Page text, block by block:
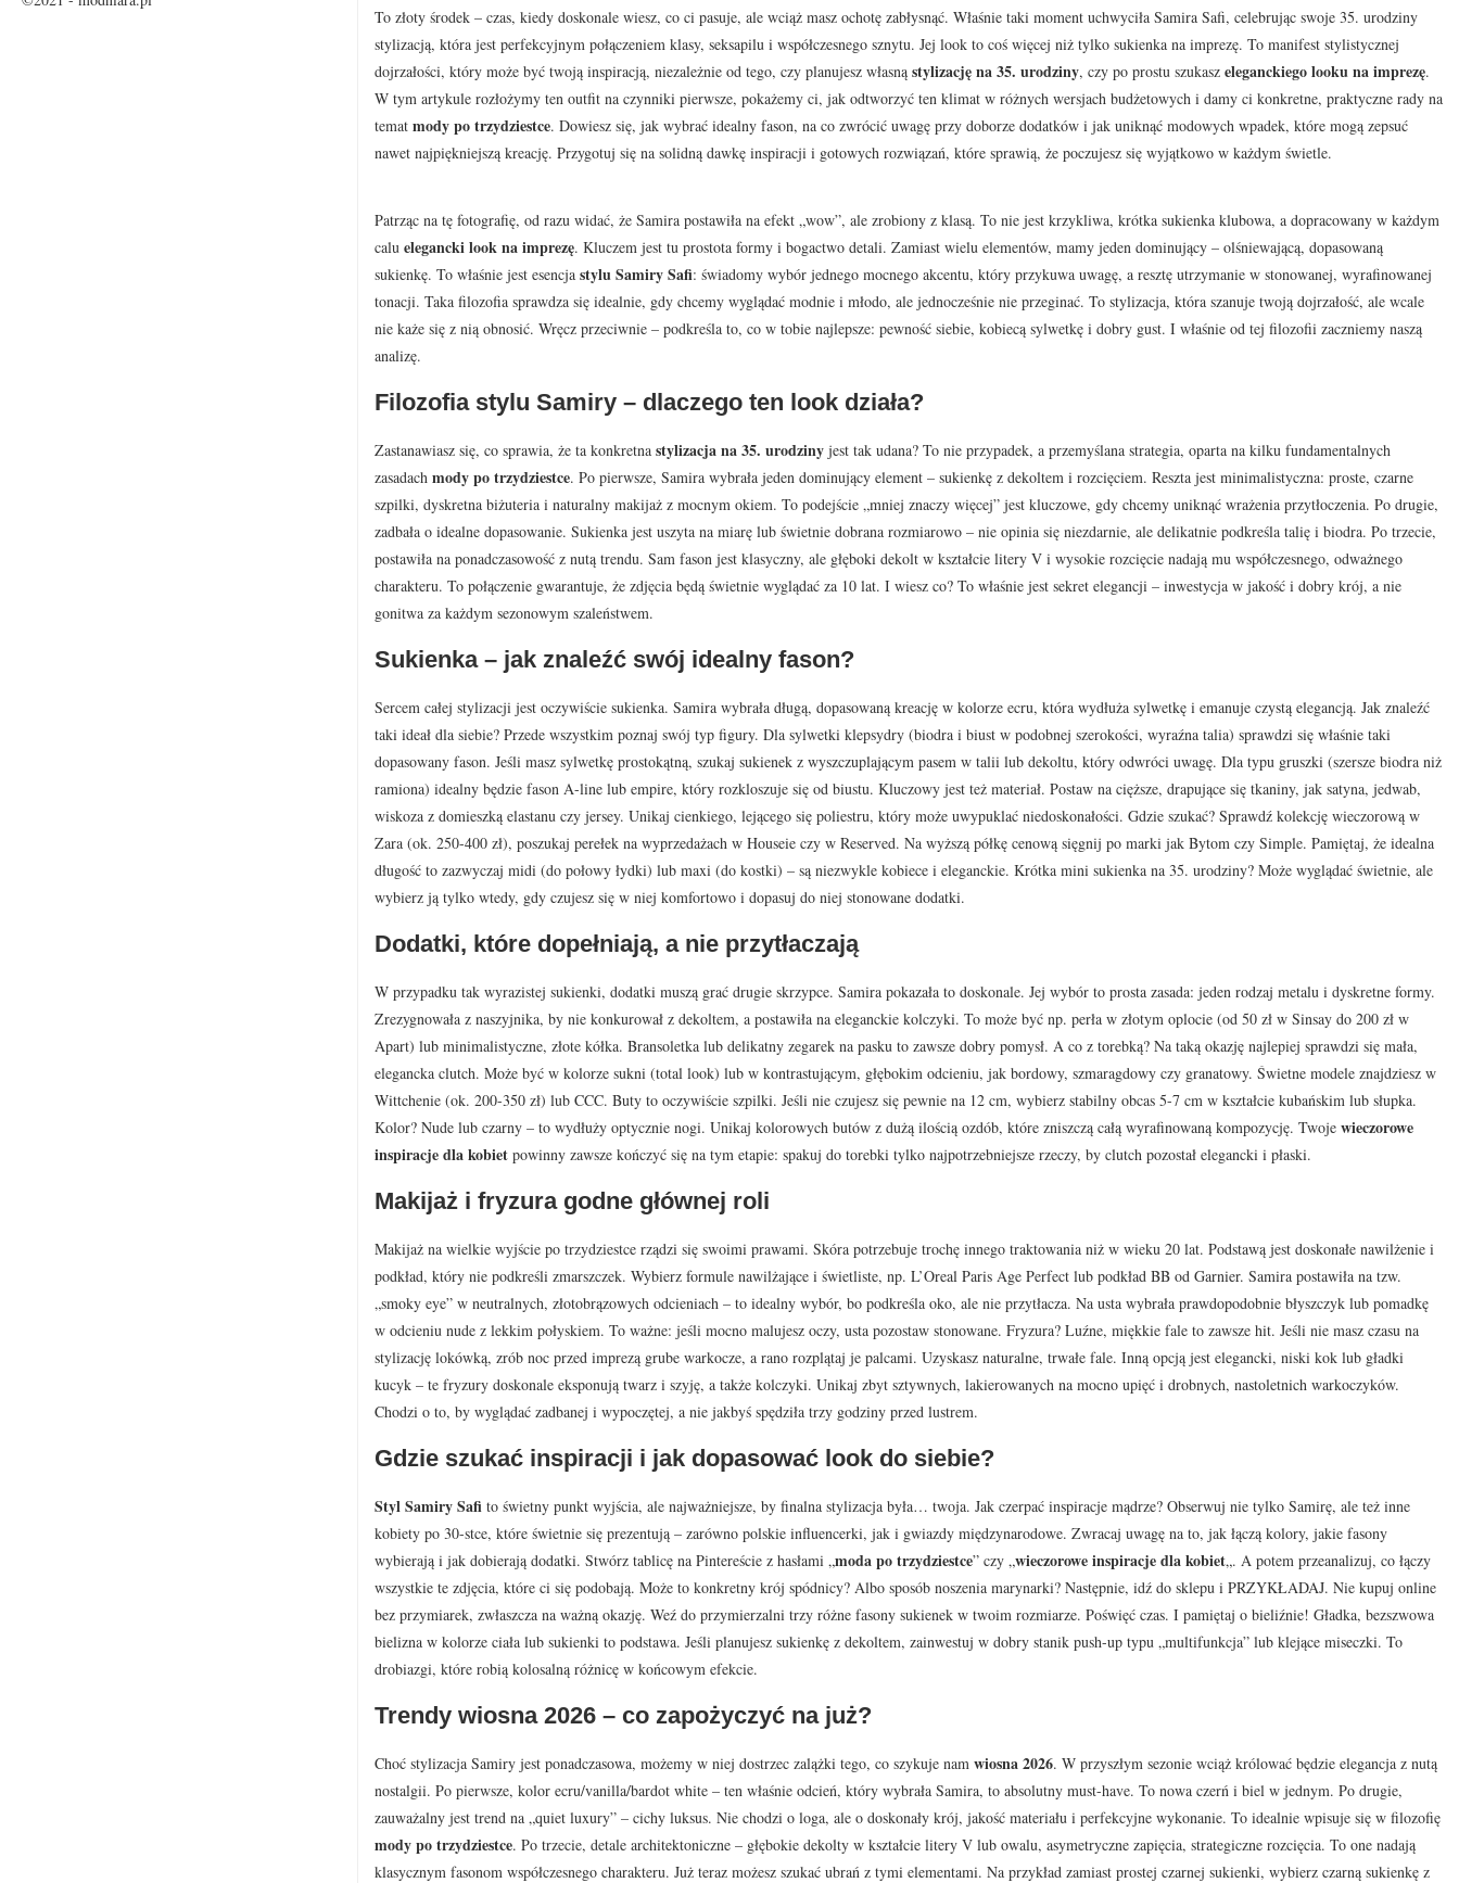
To złoty środek – czas, kiedy doskonale wiesz, co ci pasuje, ale wciąż masz ochotę zabłysnąć. Właśnie taki moment uchwyciła Samira Safi, celebrując swoje 35. urodziny
stylizacją, która jest perfekcyjnym połączeniem klasy, seksapilu i współczesnego sznytu. Jej look to coś więcej niż tylko sukienka na imprezę. To manifest stylistycznej
dojrzałości, który może być twoją inspiracją, niezależnie od tego, czy planujesz własną stylizację na 35. urodziny, czy po prostu szukasz eleganckiego looku na imprezę.
W tym artykule rozłożymy ten outfit na czynniki pierwsze, pokażemy ci, jak odtworzyć ten klimat w różnych wersjach budżetowych i damy ci konkretne, praktyczne rady na
temat mody po trzydziestce. Dowiesz się, jak wybrać idealny fason, na co zwrócić uwagę przy doborze dodatków i jak uniknąć modowych wpadek, które mogą zepsuć
nawet najpiękniejszą kreację. Przygotuj się na solidną dawkę inspiracji i gotowych rozwiązań, które sprawią, że poczujesz się wyjątkowo w każdym świetle.
Patrząc na tę fotografię, od razu widać, że Samira postawiła na efekt „wow”, ale zrobiony z klasą. To nie jest krzykliwa, krótka sukienka klubowa, a dopracowany w każdym
calu elegancki look na imprezę. Kluczem jest tu prostota formy i bogactwo detali. Zamiast wielu elementów, mamy jeden dominujący – olśniewającą, dopasowaną
sukienkę. To właśnie jest esencja stylu Samiry Safi: świadomy wybór jednego mocnego akcentu, który przykuwa uwagę, a resztę utrzymanie w stonowanej, wyrafinowanej
tonacji. Taka filozofia sprawdza się idealnie, gdy chcemy wyglądać modnie i młodo, ale jednocześnie nie przeginać. To stylizacja, która szanuje twoją dojrzałość, ale wcale
nie każe się z nią obnosić. Wręcz przeciwnie – podkreśla to, co w tobie najlepsze: pewność siebie, kobiecą sylwetkę i dobry gust. I właśnie od tej filozofii zaczniemy naszą
analizę.
Filozofia stylu Samiry – dlaczego ten look działa?
Zastanawiasz się, co sprawia, że ta konkretna stylizacja na 35. urodziny jest tak udana? To nie przypadek, a przemyślana strategia, oparta na kilku fundamentalnych
zasadach mody po trzydziestce. Po pierwsze, Samira wybrała jeden dominujący element – sukienkę z dekoltem i rozcięciem. Reszta jest minimalistyczna: proste, czarne
szpilki, dyskretna biżuteria i naturalny makijaż z mocnym okiem. To podejście „mniej znaczy więcej” jest kluczowe, gdy chcemy uniknąć wrażenia przytłoczenia. Po drugie,
zadbała o idealne dopasowanie. Sukienka jest uszyta na miarę lub świetnie dobrana rozmiarowo – nie opinia się niezdarnie, ale delikatnie podkreśla talię i biodra. Po trzecie,
postawiła na ponadczasowość z nutą trendu. Sam fason jest klasyczny, ale głęboki dekolt w kształcie litery V i wysokie rozcięcie nadają mu współczesnego, odważnego
charakteru. To połączenie gwarantuje, że zdjęcia będą świetnie wyglądać za 10 lat. I wiesz co? To właśnie jest sekret elegancji – inwestycja w jakość i dobry krój, a nie
gonitwa za każdym sezonowym szaleństwem.
Sukienka – jak znaleźć swój idealny fason?
Sercem całej stylizacji jest oczywiście sukienka. Samira wybrała długą, dopasowaną kreację w kolorze ecru, która wydłuża sylwetkę i emanuje czystą elegancją. Jak znaleźć
taki ideał dla siebie? Przede wszystkim poznaj swój typ figury. Dla sylwetki klepsydry (biodra i biust w podobnej szerokości, wyraźna talia) sprawdzi się właśnie taki
dopasowany fason. Jeśli masz sylwetkę prostokątną, szukaj sukienek z wyszczuplającym pasem w talii lub dekoltu, który odwróci uwagę. Dla typu gruszki (szersze biodra niż
ramiona) idealny będzie fason A-line lub empire, który rozkloszuje się od biustu. Kluczowy jest też materiał. Postaw na cięższe, drapujące się tkaniny, jak satyna, jedwab,
wiskoza z domieszką elastanu czy jersey. Unikaj cienkiego, lejącego się poliestru, który może uwypuklać niedoskonałości. Gdzie szukać? Sprawdź kolekcję wieczorową w
Zara (ok. 250-400 zł), poszukaj perełek na wyprzedażach w Houseie czy w Reserved. Na wyższą półkę cenową sięgnij po marki jak Bytom czy Simple. Pamiętaj, że idealna
długość to zazwyczaj midi (do połowy łydki) lub maxi (do kostki) – są niezwykle kobiece i eleganckie. Krótka mini sukienka na 35. urodziny? Może wyglądać świetnie, ale
wybierz ją tylko wtedy, gdy czujesz się w niej komfortowo i dopasuj do niej stonowane dodatki.
Dodatki, które dopełniają, a nie przytłaczają
W przypadku tak wyrazistej sukienki, dodatki muszą grać drugie skrzypce. Samira pokazała to doskonale. Jej wybór to prosta zasada: jeden rodzaj metalu i dyskretne formy.
Zrezygnowała z naszyjnika, by nie konkurował z dekoltem, a postawiła na eleganckie kolczyki. To może być np. perła w złotym oplocie (od 50 zł w Sinsay do 200 zł w
Apart) lub minimalistyczne, złote kółka. Bransoletka lub delikatny zegarek na pasku to zawsze dobry pomysł. A co z torebką? Na taką okazję najlepiej sprawdzi się mała,
elegancka clutch. Może być w kolorze sukni (total look) lub w kontrastującym, głębokim odcieniu, jak bordowy, szmaragdowy czy granatowy. Świetne modele znajdziesz w
Wittchenie (ok. 200-350 zł) lub CCC. Buty to oczywiście szpilki. Jeśli nie czujesz się pewnie na 12 cm, wybierz stabilny obcas 5-7 cm w kształcie kubańskim lub słupka.
Kolor? Nude lub czarny – to wydłuży optycznie nogi. Unikaj kolorowych butów z dużą ilością ozdób, które zniszczą całą wyrafinowaną kompozycję. Twoje wieczorowe
inspiracje dla kobiet powinny zawsze kończyć się na tym etapie: spakuj do torebki tylko najpotrzebniejsze rzeczy, by clutch pozostał elegancki i płaski.
Makijaż i fryzura godne głównej roli
Makijaż na wielkie wyjście po trzydziestce rządzi się swoimi prawami. Skóra potrzebuje trochę innego traktowania niż w wieku 20 lat. Podstawą jest doskonałe nawilżenie i
podkład, który nie podkreśli zmarszczek. Wybierz formule nawilżające i świetliste, np. L’Oreal Paris Age Perfect lub podkład BB od Garnier. Samira postawiła na tzw.
„smoky eye” w neutralnych, złotobrązowych odcieniach – to idealny wybór, bo podkreśla oko, ale nie przytłacza. Na usta wybrała prawdopodobnie błyszczyk lub pomadkę
w odcieniu nude z lekkim połyskiem. To ważne: jeśli mocno malujesz oczy, usta pozostaw stonowane. Fryzura? Luźne, miękkie fale to zawsze hit. Jeśli nie masz czasu na
stylizację lokówką, zrób noc przed imprezą grube warkocze, a rano rozplątaj je palcami. Uzyskasz naturalne, trwałe fale. Inną opcją jest elegancki, niski kok lub gładki
kucyk – te fryzury doskonale eksponują twarz i szyję, a także kolczyki. Unikaj zbyt sztywnych, lakierowanych na mocno upięć i drobnych, nastoletnich warkoczyków.
Chodzi o to, by wyglądać zadbanej i wypoczętej, a nie jakbyś spędziła trzy godziny przed lustrem.
Gdzie szukać inspiracji i jak dopasować look do siebie?
Styl Samiry Safi to świetny punkt wyjścia, ale najważniejsze, by finalna stylizacja była… twoja. Jak czerpać inspiracje mądrze? Obserwuj nie tylko Samirę, ale też inne
kobiety po 30-stce, które świetnie się prezentują – zarówno polskie influencerki, jak i gwiazdy międzynarodowe. Zwracaj uwagę na to, jak łączą kolory, jakie fasony
wybierają i jak dobierają dodatki. Stwórz tablicę na Pintereście z hasłami „moda po trzydziestce” czy „wieczorowe inspiracje dla kobiet„. A potem przeanalizuj, co łączy
wszystkie te zdjęcia, które ci się podobają. Może to konkretny krój spódnicy? Albo sposób noszenia marynarki? Następnie, idź do sklepu i PRZYKŁADAJ. Nie kupuj online
bez przymiarek, zwłaszcza na ważną okazję. Weź do przymierzalni trzy różne fasony sukienek w twoim rozmiarze. Poświęć czas. I pamiętaj o bieliźnie! Gładka, bezszwowa
bielizna w kolorze ciała lub sukienki to podstawa. Jeśli planujesz sukienkę z dekoltem, zainwestuj w dobry stanik push-up typu „multifunkcja” lub klejące miseczki. To
drobiazgi, które robią kolosalną różnicę w końcowym efekcie.
Trendy wiosna 2026 – co zapożyczyć na już?
Choć stylizacja Samiry jest ponadczasowa, możemy w niej dostrzec zalążki tego, co szykuje nam wiosna 2026. W przyszłym sezonie wciąż królować będzie elegancja z nutą
nostalgii. Po pierwsze, kolor ecru/vanilla/bardot white – ten właśnie odcień, który wybrała Samira, to absolutny must-have. To nowa czerń i biel w jednym. Po drugie,
zauważalny jest trend na „quiet luxury” – cichy luksus. Nie chodzi o loga, ale o doskonały krój, jakość materiału i perfekcyjne wykonanie. To idealnie wpisuje się w filozofię
mody po trzydziestce. Po trzecie, detale architektoniczne – głębokie dekolty w kształcie litery V lub owalu, asymetryczne zapięcia, strategiczne rozcięcia. To one nadają
klasycznym fasonom współczesnego charakteru. Już teraz możesz szukać ubrań z tymi elementami. Na przykład zamiast prostej czarnej sukienki, wybierz czarną sukienkę z